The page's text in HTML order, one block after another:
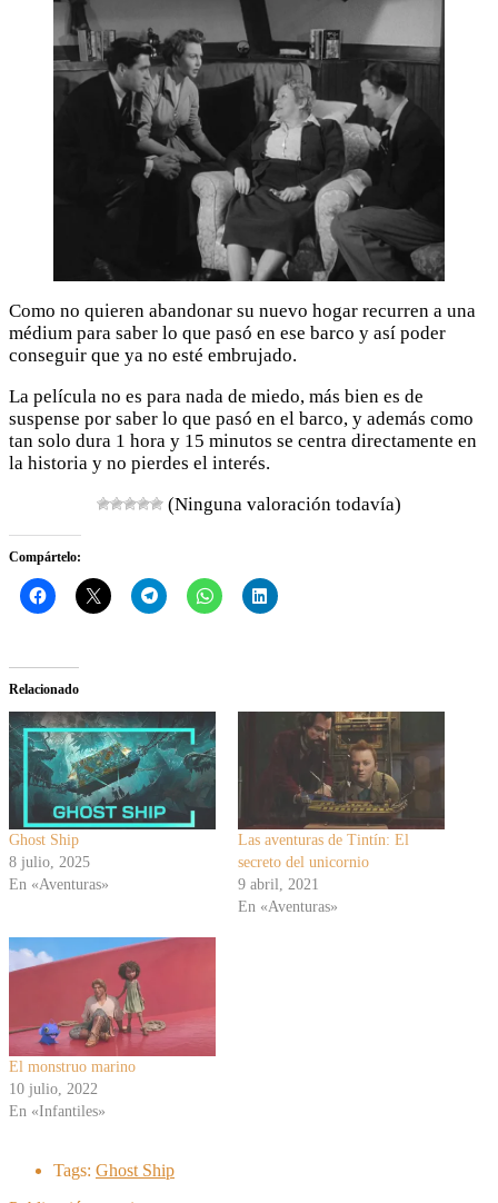
Como no quieren abandonar su nuevo hogar recurren a una
médium para saber lo que pasó en ese barco y así poder
conseguir que ya no esté embrujado.
La película no es para nada de miedo, más bien es de
suspense por saber lo que pasó en el barco, y además como
tan solo dura 1 hora y 15 minutos se centra directamente en
la historia y no pierdes el interés.
(Ninguna valoración todavía)
Compártelo:
Relacionado
Ghost Ship
8 julio, 2025
En «Aventuras»
Las aventuras de Tintín: El
secreto del unicornio
9 abril, 2021
En «Aventuras»
El monstruo marino
10 julio, 2022
En «Infantiles»
Tags: Ghost Ship